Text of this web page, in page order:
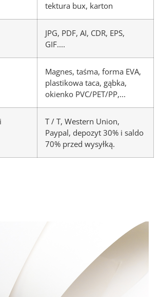
tektura bux, karton
JPG, PDF, AI, CDR, EPS,
GIF....
Magnes, taśma, forma EVA,
plastikowa taca, gąbka,
okienko PVC/PET/PP,...
T / T, Western Union,
Paypal, depozyt 30% i saldo
70% przed wysyłką.